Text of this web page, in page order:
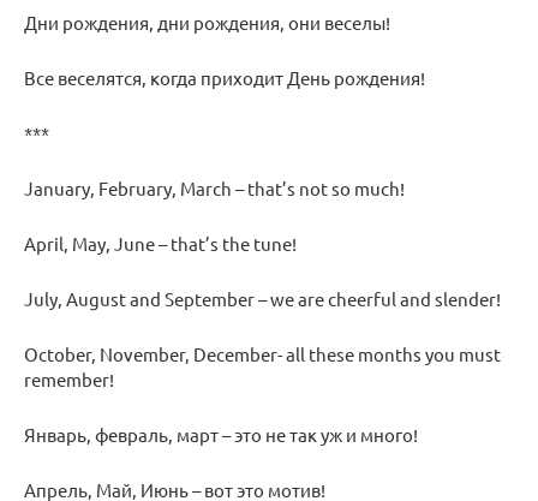
Дни рождения, дни рождения, они веселы!
Все веселятся, когда приходит День рождения!
***
January, February, March – that’s not so much!
April, May, June – that’s the tune!
July, August and September – we are cheerful and slender!
October, November, December- all these months you must
remember!
Январь, февраль, март – это не так уж и много!
Апрель, Май, Июнь – вот это мотив!